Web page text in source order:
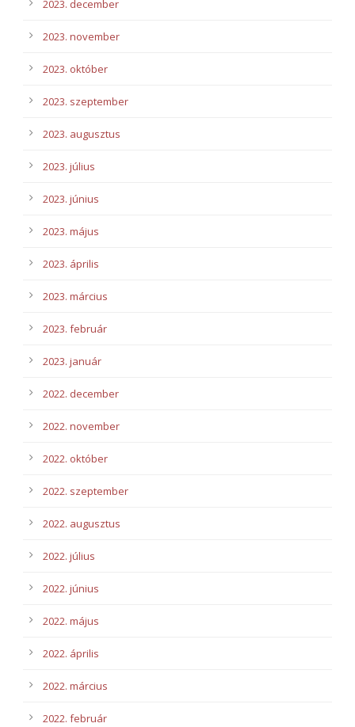
2023. december
2023. november
2023. október
2023. szeptember
2023. augusztus
2023. július
2023. június
2023. május
2023. április
2023. március
2023. február
2023. január
2022. december
2022. november
2022. október
2022. szeptember
2022. augusztus
2022. július
2022. június
2022. május
2022. április
2022. március
2022. február